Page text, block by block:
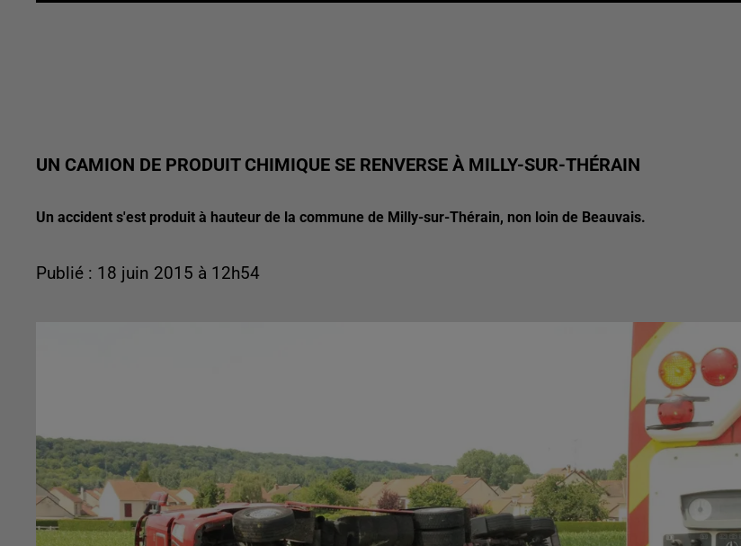
UN CAMION DE PRODUIT CHIMIQUE SE RENVERSE À MILLY-SUR-THÉRAIN
Un accident s'est produit à hauteur de la commune de Milly-sur-Thérain, non loin de Beauvais.
Publié : 18 juin 2015 à 12h54